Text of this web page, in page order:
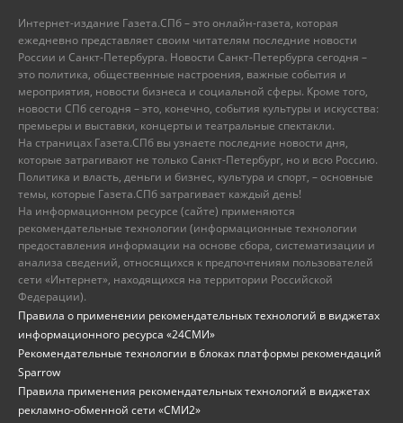
Интернет-издание Газета.СПб – это онлайн-газета, которая
ежедневно представляет своим читателям последние новости
России и Санкт-Петербурга. Новости Санкт-Петербурга сегодня –
это политика, общественные настроения, важные события и
мероприятия, новости бизнеса и социальной сферы. Кроме того,
новости СПб сегодня – это, конечно, события культуры и искусства:
премьеры и выставки, концерты и театральные спектакли.
На страницах Газета.СПб вы узнаете последние новости дня,
которые затрагивают не только Санкт-Петербург, но и всю Россию.
Политика и власть, деньги и бизнес, культура и спорт, – основные
темы, которые Газета.СПб затрагивает каждый день!
На информационном ресурсе (сайте) применяются
рекомендательные технологии (информационные технологии
предоставления информации на основе сбора, систематизации и
анализа сведений, относящихся к предпочтениям пользователей
сети «Интернет», находящихся на территории Российской
Федерации).
Правила о применении рекомендательных технологий в виджетах
информационного ресурса «24СМИ»
Рекомендательные технологии в блоках платформы рекомендаций
Sparrow
Правила применения рекомендательных технологий в виджетах
рекламно-обменной сети «СМИ2»